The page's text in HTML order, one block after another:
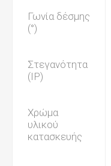
Γωνία δέσμης
(°)
Στεγανότητα
(IP)
Χρώμα
υλικού
κατασκευής